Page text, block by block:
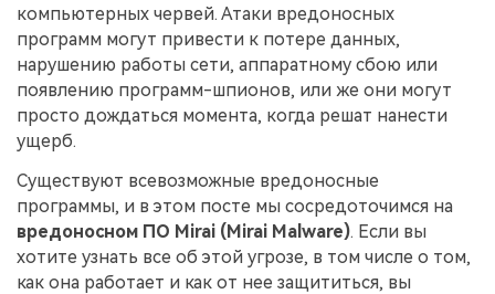
компьютерных червей. Атаки вредоносных
программ могут привести к потере данных,
нарушению работы сети, аппаратному сбою или
появлению программ-шпионов, или же они могут
просто дождаться момента, когда решат нанести
ущерб.
Существуют всевозможные вредоносные
программы, и в этом посте мы сосредоточимся на
вредоносном ПО Mirai (Mirai Malware). Если вы
хотите узнать все об этой угрозе, в том числе о том,
как она работает и как от нее защититься, вы